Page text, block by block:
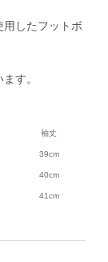
したフットボ
す。
袖丈
39cm
40cm
41cm